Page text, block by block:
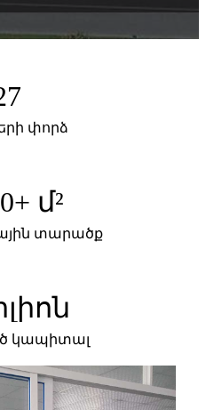
փորձ
+ մ²
տարածք
կապիտալ